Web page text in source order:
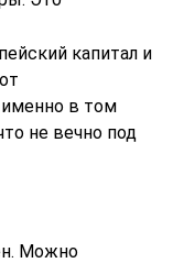
капитал и
в том
не вечно под
Можно